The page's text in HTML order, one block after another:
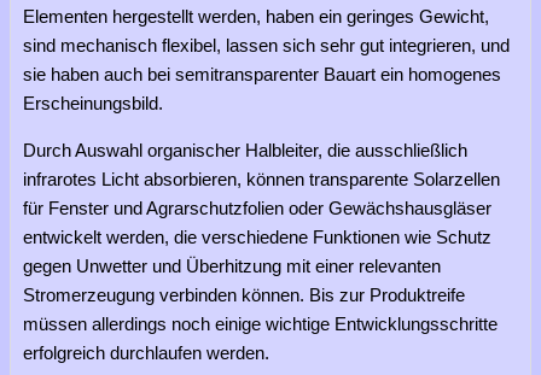
Elementen hergestellt werden, haben ein geringes Gewicht,
sind mechanisch flexibel, lassen sich sehr gut integrieren, und
sie haben auch bei semitransparenter Bauart ein homogenes
Erscheinungsbild.
Durch Auswahl organischer Halbleiter, die ausschließlich
infrarotes Licht absorbieren, können transparente Solarzellen
für Fenster und Agrarschutzfolien oder Gewächshausgläser
entwickelt werden, die verschiedene Funktionen wie Schutz
gegen Unwetter und Überhitzung mit einer relevanten
Stromerzeugung verbinden können. Bis zur Produktreife
müssen allerdings noch einige wichtige Entwicklungsschritte
erfolgreich durchlaufen werden.